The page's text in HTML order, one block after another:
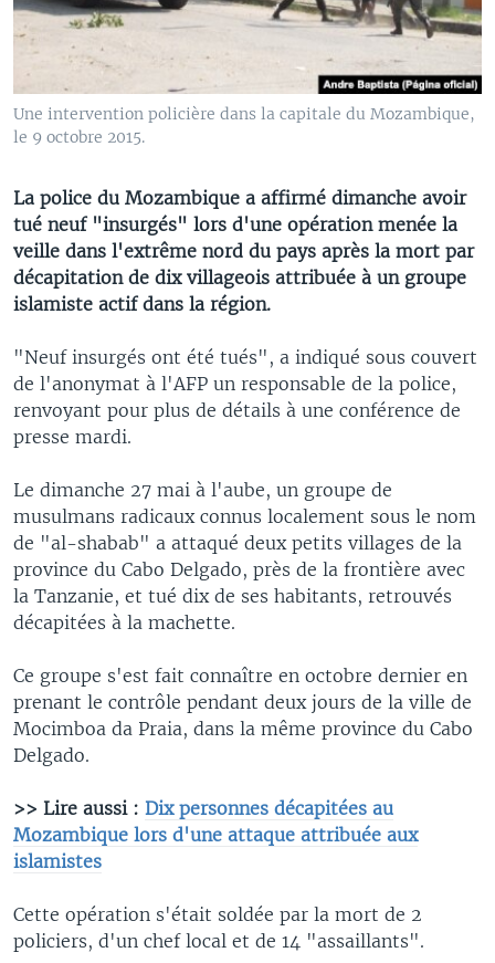
Une intervention policière dans la capitale du Mozambique,
le 9 octobre 2015.
La police du Mozambique a affirmé dimanche avoir
tué neuf "insurgés" lors d'une opération menée la
veille dans l'extrême nord du pays après la mort par
décapitation de dix villageois attribuée à un groupe
islamiste actif dans la région.
"Neuf insurgés ont été tués", a indiqué sous couvert
de l'anonymat à l'AFP un responsable de la police,
renvoyant pour plus de détails à une conférence de
presse mardi.
Le dimanche 27 mai à l'aube, un groupe de
musulmans radicaux connus localement sous le nom
de "al-shabab" a attaqué deux petits villages de la
province du Cabo Delgado, près de la frontière avec
la Tanzanie, et tué dix de ses habitants, retrouvés
décapitées à la machette.
Ce groupe s'est fait connaître en octobre dernier en
prenant le contrôle pendant deux jours de la ville de
Mocimboa da Praia, dans la même province du Cabo
Delgado.
>> Lire aussi : Dix personnes décapitées au
Mozambique lors d'une attaque attribuée aux
islamistes
Cette opération s'était soldée par la mort de 2
policiers, d'un chef local et de 14 "assaillants".